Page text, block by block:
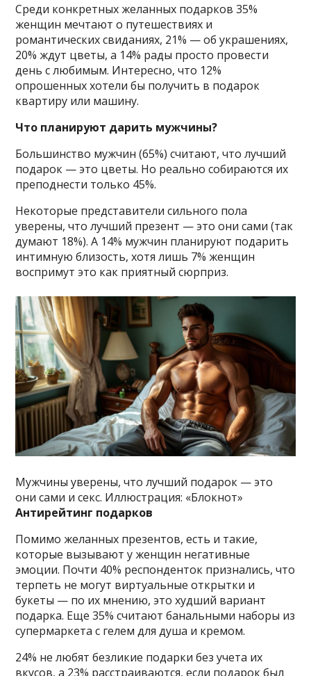
Среди конкретных желанных подарков 35%
женщин мечтают о путешествиях и
романтических свиданиях, 21% — об украшениях,
20% ждут цветы, а 14% рады просто провести
день с любимым. Интересно, что 12%
опрошенных хотели бы получить в подарок
квартиру или машину.
Что планируют дарить мужчины?
Большинство мужчин (65%) считают, что лучший
подарок — это цветы. Но реально собираются их
преподнести только 45%.
Некоторые представители сильного пола
уверены, что лучший презент — это они сами (так
думают 18%). А 14% мужчин планируют подарить
интимную близость, хотя лишь 7% женщин
воспримут это как приятный сюрприз.
Мужчины уверены, что лучший подарок — это
они сами и секс. Иллюстрация: «Блокнот»
Антирейтинг подарков
Помимо желанных презентов, есть и такие,
которые вызывают у женщин негативные
эмоции. Почти 40% респонденток признались, что
терпеть не могут виртуальные открытки и
букеты — по их мнению, это худший вариант
подарка. Еще 35% считают банальными наборы из
супермаркета с гелем для душа и кремом.
24% не любят безликие подарки без учета их
вкусов, а 23% расстраиваются, если подарок был